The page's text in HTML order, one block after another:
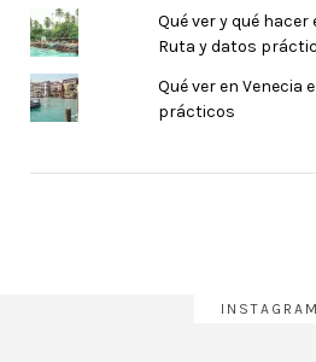
Qué ver y qué
Ruta y datos
Qué ver en Venecia
prácticos
INSTAGRAM